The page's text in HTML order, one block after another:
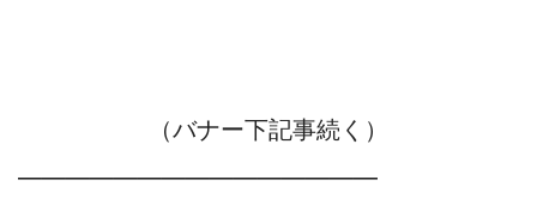
（バナー下記事続く）
―――――――――――――――